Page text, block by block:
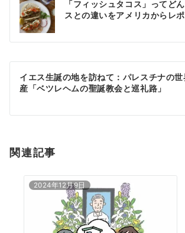
ン
「フィッシュタコス」ってど
スとの違いをアメリカからレポ
イエス生誕の地を訪ねて：パレスチナの世
産「ベツレヘムの聖誕教会と巡礼路」
関連記事
2024年12月9日